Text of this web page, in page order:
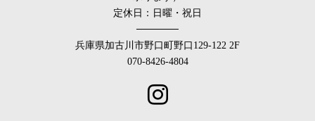
定休日：日曜・祝日
──────
兵庫県加古川市野口町野口129-122 2F
070-8426-4804